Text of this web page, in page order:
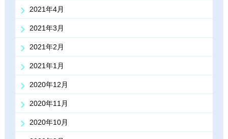
2021年4月
2021年3月
2021年2月
2021年1月
2020年12月
2020年11月
2020年10月